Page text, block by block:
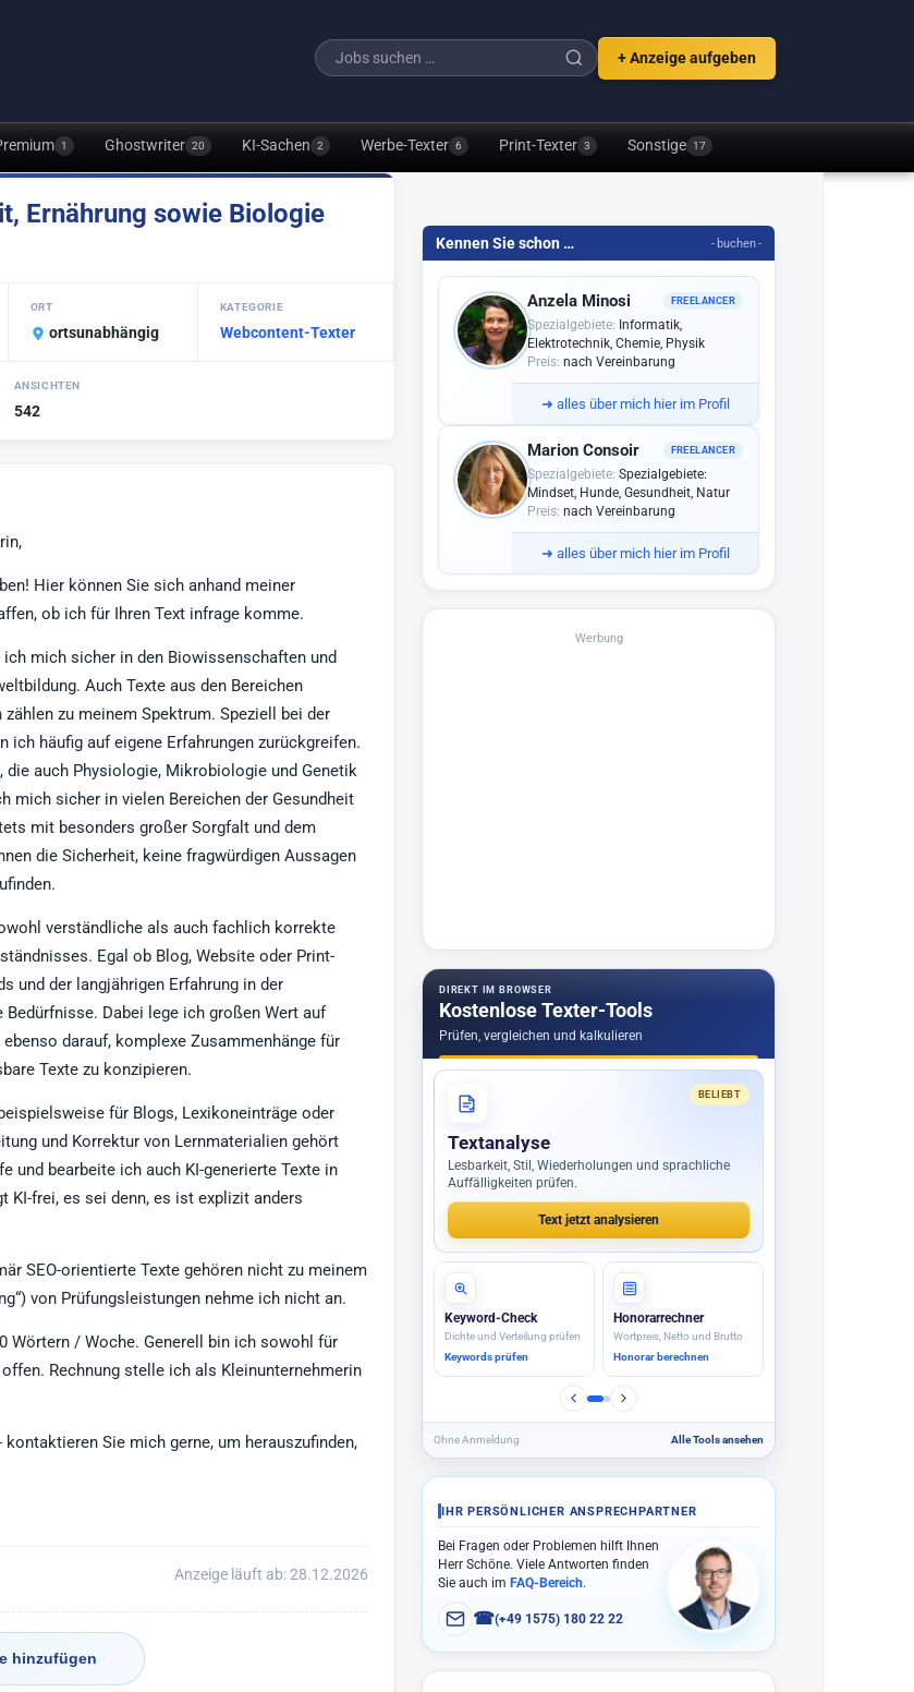
+ Anzeige aufgeben
1 Ghostwriter 20 KI-Sachen 2 Werbe-Texter 6 Print-Texter 3 Sonstige 17
Ernährung sowie Biologie
ORT
ortsunabhängig
KATEGORIE
Webcontent-Texter
ANSICHTEN
542
Hier können Sie sich anhand meiner
ob ich für Ihren Text infrage komme.
mich sicher in den Biowissenschaften und
Auch Texte aus den Bereichen
zu meinem Spektrum. Speziell bei der
ich häufig auf eigene Erfahrungen zurückgreifen.
auch Physiologie, Mikrobiologie und Genetik
mich sicher in vielen Bereichen der Gesundheit
mit besonders großer Sorgfalt und dem
die Sicherheit, keine fragwürdigen Aussagen
verständliche als auch fachlich korrekte
Egal ob Blog, Website oder Print-
und der langjährigen Erfahrung in der
Dabei lege ich großen Wert auf
darauf, komplexe Zusammenhänge für
Texte zu konzipieren.
für Blogs, Lexikoneinträge oder
und Korrektur von Lernmaterialien gehört
und bearbeite ich auch KI-generierte Texte in
KI-frei, es sei denn, es ist explizit anders
SEO-orientierte Texte gehören nicht zu meinem
von Prüfungsleistungen nehme ich nicht an.
Wörtern / Woche. Generell bin ich sowohl für
Rechnung stelle ich als Kleinunternehmerin
Sie mich gerne, um herauszufinden,
Anzeige läuft ab: 28.12.2026
hinzufügen
Kennen Sie schon … - buchen -
FREELANCER
Anzela Minosi
Spezialgebiete: Informatik,
Elektrotechnik, Chemie, Physik
Preis: nach Vereinbarung
➜ alles über mich hier im Profil
FREELANCER
Marion Consoir
Spezialgebiete: Spezialgebiete:
Mindset, Hunde, Gesundheit, Natur
Preis: nach Vereinbarung
➜ alles über mich hier im Profil
Werbung
DIREKT IM BROWSER
Kostenlose Texter-Tools
Prüfen, vergleichen und kalkulieren
BELIEBT
Textanalyse
Lesbarkeit, Stil, Wiederholungen und sprachliche
Auffälligkeiten prüfen.
Text jetzt analysieren
Keyword-Check
Dichte und Verteilung prüfen
Keywords prüfen
Honorarrechner
Wortpreis, Netto und Brutto
Honorar berechnen
Ohne Anmeldung Alle Tools ansehen
IHR PERSÖNLICHER ANSPRECHPARTNER
Bei Fragen oder Problemen hilft Ihnen
Herr Schöne. Viele Antworten finden
Sie auch im FAQ-Bereich.
☎(+49 1575) 180 22 22